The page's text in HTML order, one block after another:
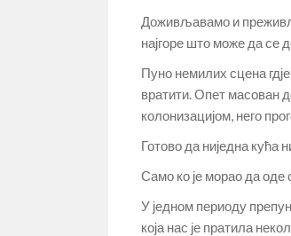
Доживљавамо и
најгоре што може да
Пуно немилих сцена
вратити. Опет масован
колонизацијом, него
Готово да ниједна кућа
Само ко је морао да оде
У једном периоду
која нас је пратила